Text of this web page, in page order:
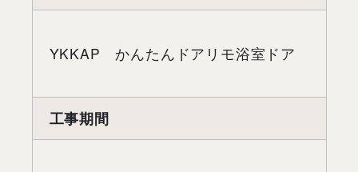
YKKAP かんたんドアリモ浴室ドア
工事期間